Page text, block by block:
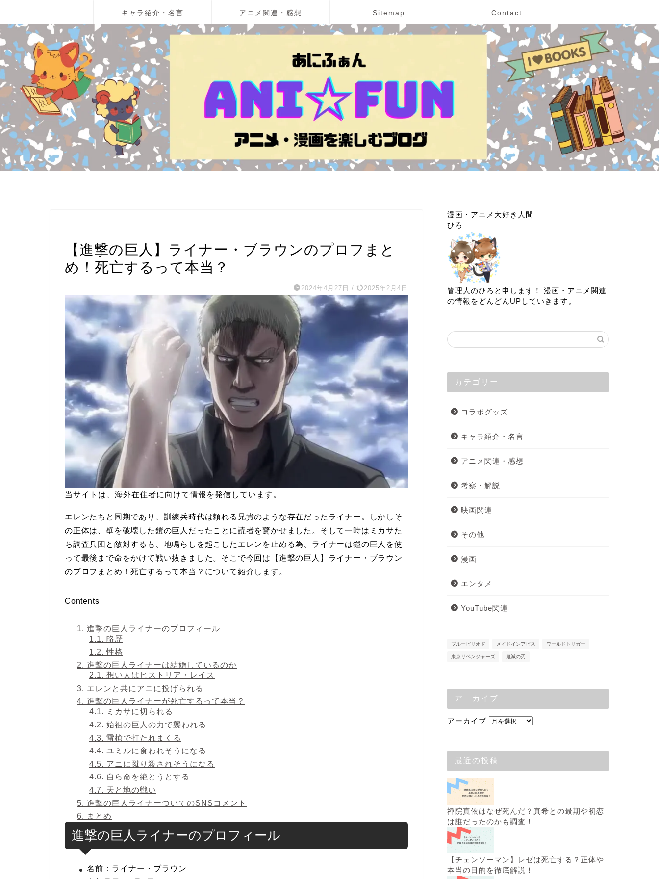
キャラ紹介・名言 アニメ関連・感想 Sitemap Contact
【進撃の巨人】ライナー・ブラウンのプロフまと
め！死亡するって本当？
2024年4月27日 / 2025年2月4日
当サイトは、海外在住者に向けて情報を発信しています。
エレンたちと同期であり、訓練兵時代は頼れる兄貴のような存在だったライナー。しかしそ
の正体は、壁を破壊した鎧の巨人だったことに読者を驚かせました。そして一時はミカサた
ち調査兵団と敵対するも、地鳴らしを起こしたエレンを止める為、ライナーは鎧の巨人を使
って最後まで命をかけて戦い抜きました。そこで今回は【進撃の巨人】ライナー・ブラウン
のプロフまとめ！死亡するって本当？について紹介します。
Contents
1. 進撃の巨人ライナーのプロフィール
1.1. 略歴
1.2. 性格
2. 進撃の巨人ライナーは結婚しているのか
2.1. 想い人はヒストリア・レイス
3. エレンと共にアニに投げられる
4. 進撃の巨人ライナーが死亡するって本当？
4.1.
ミカサに切られる
4.2. 始祖の巨人の力で襲われる
4.3. 雷槍で打たれまくる
4.4. ユミルに食われそうになる
4.5. アニに蹴り殺されそうになる
4.6. 自ら命を絶とうとする
4.7. 天と地の戦い
5. 進撃の巨人ライナーついてのSNSコメント
6. まとめ
進撃の巨人ライナーのプロフィール
名前：ライナー・ブラウン
漫画・アニメ大好き人間
ひろ
管理人のひろと申します！ 漫画・アニメ関連
の情報をどんどんUPしていきます。
カテゴリー
コラボグッズ
キャラ紹介・名言
アニメ関連・感想
考察・解説
映画関連
その他
漫画
エンタメ
YouTube関連
ブルーピリオド メイドインアビス ワールドトリガー
東京リベンジャーズ 鬼滅の刃
アーカイブ
アーカイブ
最近の投稿
禪院真依はなぜ死んだ？真希との最期や初恋
は誰だったのかも調査！
【チェンソーマン】レゼは死亡する？正体や
本当の目的を徹底解説！